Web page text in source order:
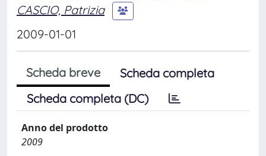
CASCIO, Patrizia
2009-01-01
Scheda breve
Scheda completa
Scheda completa (DC)
Anno del prodotto
2009